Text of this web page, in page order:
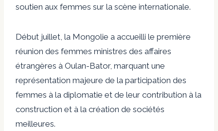
soutien aux femmes sur la scène internationale.
Début juillet, la Mongolie a accueilli le première
réunion des femmes ministres des affaires
étrangères à Oulan-Bator, marquant une
représentation majeure de la participation des
femmes à la diplomatie et de leur contribution à la
construction et à la création de sociétés
meilleures.